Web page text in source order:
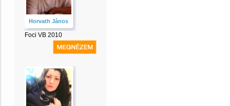
Horvath János
Foci VB 2010